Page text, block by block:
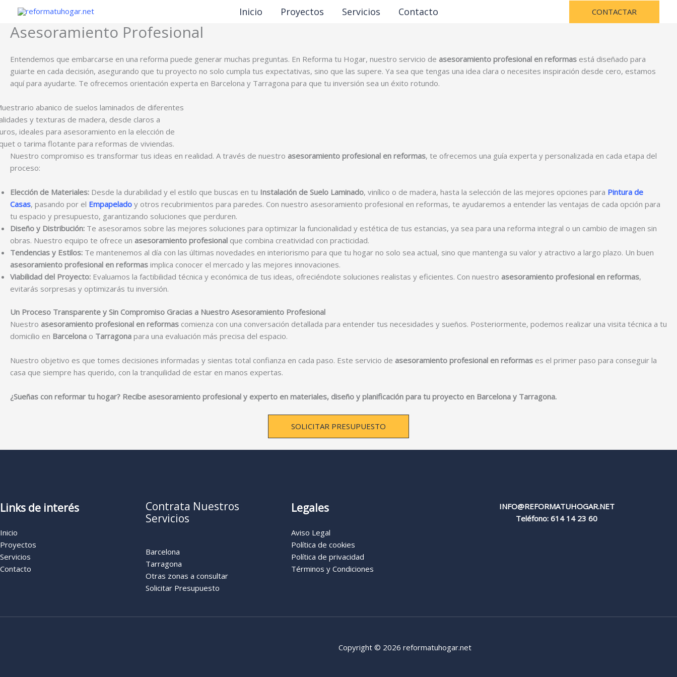
contenido
Inicio Proyectos Servicios Contacto CONTACTAR
Asesoramiento Profesional
Entendemos que embarcarse en una reforma puede generar muchas preguntas. En Reforma tu Hogar, nuestro servicio de asesoramiento profesional en reformas está diseñado para
guiarte en cada decisión, asegurando que tu proyecto no solo cumpla tus expectativas, sino que las supere. Ya sea que tengas una idea clara o necesites inspiración desde cero, estamos
aquí para ayudarte. Te ofrecemos orientación experta en Barcelona y Tarragona para que tu inversión sea un éxito rotundo.
Nuestro compromiso es transformar tus ideas en realidad. A través de nuestro asesoramiento profesional en reformas, te ofrecemos una guía experta y personalizada en cada etapa del
proceso:
Elección de Materiales: Desde la durabilidad y el estilo que buscas en tu Instalación de Suelo Laminado, vinílico o de madera, hasta la selección de las mejores opciones para Pintura de
Casas, pasando por el Empapelado y otros recubrimientos para paredes. Con nuestro asesoramiento profesional en reformas, te ayudaremos a entender las ventajas de cada opción para
tu espacio y presupuesto, garantizando soluciones que perduren.
Diseño y Distribución: Te asesoramos sobre las mejores soluciones para optimizar la funcionalidad y estética de tus estancias, ya sea para una reforma integral o un cambio de imagen sin
obras. Nuestro equipo te ofrece un asesoramiento profesional que combina creatividad con practicidad.
Tendencias y Estilos: Te mantenemos al día con las últimas novedades en interiorismo para que tu hogar no solo sea actual, sino que mantenga su valor y atractivo a largo plazo. Un buen
asesoramiento profesional en reformas implica conocer el mercado y las mejores innovaciones.
Viabilidad del Proyecto: Evaluamos la factibilidad técnica y económica de tus ideas, ofreciéndote soluciones realistas y eficientes. Con nuestro asesoramiento profesional en reformas,
evitarás sorpresas y optimizarás tu inversión.
Un Proceso Transparente y Sin Compromiso Gracias a Nuestro Asesoramiento Profesional
Nuestro asesoramiento profesional en reformas comienza con una conversación detallada para entender tus necesidades y sueños. Posteriormente, podemos realizar una visita técnica a tu
domicilio en Barcelona o Tarragona para una evaluación más precisa del espacio.
Nuestro objetivo es que tomes decisiones informadas y sientas total confianza en cada paso. Este servicio de asesoramiento profesional en reformas es el primer paso para conseguir la
casa que siempre has querido, con la tranquilidad de estar en manos expertas.
¿Sueñas con reformar tu hogar? Recibe asesoramiento profesional y experto en materiales, diseño y planificación para tu proyecto en Barcelona y Tarragona.
SOLICITAR PRESUPUESTO
Links de interés
Inicio
Proyectos
Servicios
Contacto
Contrata Nuestros
Servicios
Barcelona
Tarragona
Otras zonas a consultar
Solicitar Presupuesto
Legales
Aviso Legal
Política de cookies
Política de privacidad
Términos y Condiciones
INFO@REFORMATUHOGAR.NET
Teléfono: 614 14 23 60
Copyright © 2026 reformatuhogar.net